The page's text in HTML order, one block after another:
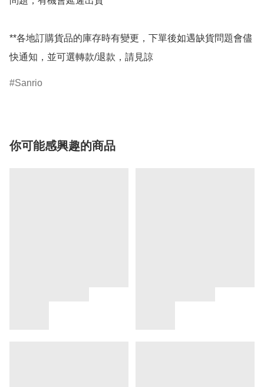
**各地訂購貨品的庫存時有變更，下單後如遇缺貨問題會儘
快通知，並可選轉款/退款，請見諒
Sanrio
你可能感興趣的商品